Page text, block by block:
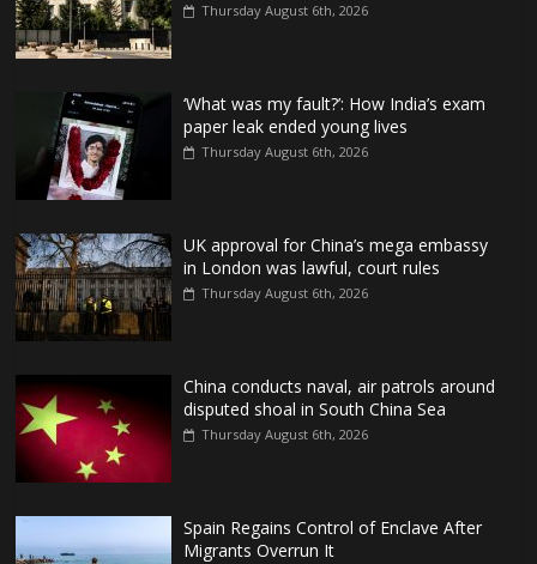
Thursday August 6th, 2026
‘What was my fault?’: How India’s exam
paper leak ended young lives
Thursday August 6th, 2026
UK approval for China’s mega embassy
in London was lawful, court rules
Thursday August 6th, 2026
China conducts naval, air patrols around
disputed shoal in South China Sea
Thursday August 6th, 2026
Spain Regains Control of Enclave After
Migrants Overrun It